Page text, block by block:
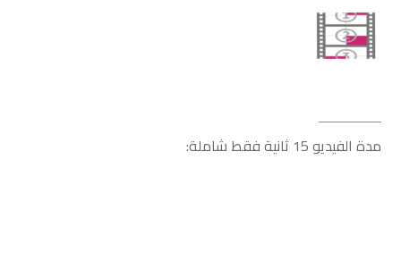
مدة الفيديو 15 ثانية فقط شاملة: